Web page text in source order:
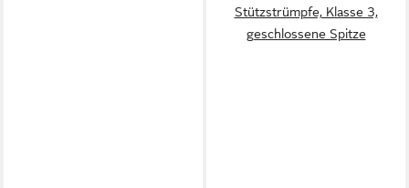
Stützstrümpfe, Klasse 3,
geschlossene Spitze